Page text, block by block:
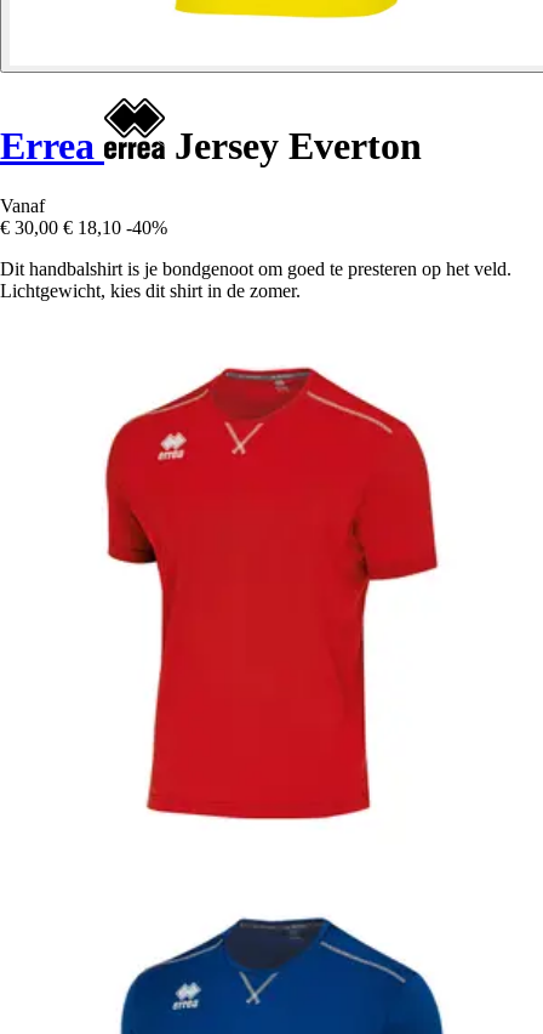
Errea Jersey Everton
Vanaf
€ 30,00 € 18,10 -40%
Dit handbalshirt is je bondgenoot om goed te presteren op het veld.
Lichtgewicht, kies dit shirt in de zomer.